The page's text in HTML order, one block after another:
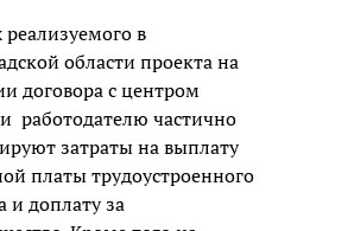
в
области проекта на
договора с центром
работодателю частично
затраты на выплату
платы трудоустроенного
и доплату за